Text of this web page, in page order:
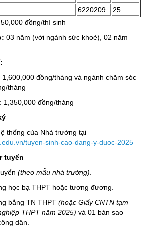
6220209
25
50,000 đồng/thí sinh
03 năm (với ngành sức khoẻ), 02 năm
đồng/tháng và ngành chăm sóc
tháng
1,350,000 đồng/tháng
thống của Nhà trường tại
tuyen-sinh-cao-dang-y-duoc-2025
tuyển
(theo mẫu nhà trường)
học bạ THPT hoặc tương đương.
bằng TN THPT (hoặc Giấy CNTN tạm
THPT năm 2025) và 01 bản sao
dân.